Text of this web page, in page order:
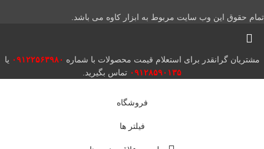
تمام حقوق این وب سایت مربوط به ابزار کاوه می باشد.
مشتریان گرانقدر برای استعلام قیمت محصولات با شماره ۰۹۱۲۲۵۶۳۹۸۰ یا
۰۹۱۲۸۵۹۰۱۳۵ تماس بگیرید.
فروشگاه
فیلتر ها